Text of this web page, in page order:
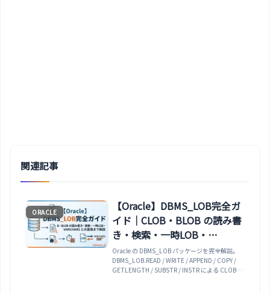
関連記事
ORACLE
【Oracle】DBMS_LOB完全ガ
イド｜CLOB・BLOB の読み書
き・検索・一時LOB・
VARCHAR2 との変換まで解説
Oracle の DBMS_LOB パッケージを完全解説。
DBMS_LOB.READ / WRITE / APPEND / COPY /
GETLENGTH / SUBSTR / INSTR による CLOB・